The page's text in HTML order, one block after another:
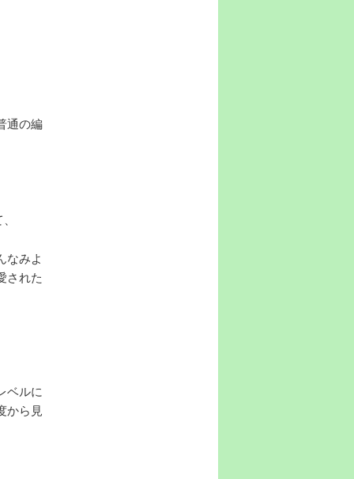
通の編
なみよ
された
ベルに
から見